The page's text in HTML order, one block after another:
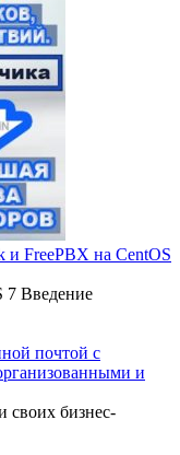
и FreePBX на CentOS
7 Введение
почтой с
и
своих бизнес-